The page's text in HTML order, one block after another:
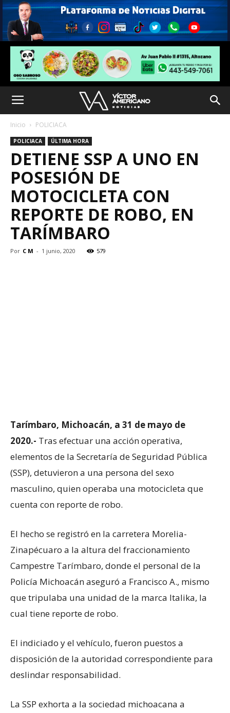
Inicio POLICIACA
POLICIACA ÚLTIMA HORA
DETIENE SSP A UNO EN
POSESIÓN DE
MOTOCICLETA CON
REPORTE DE ROBO, EN
TARÍMBARO
Por C M - 1 junio, 2020 579
Tarímbaro, Michoacán, a 31 de mayo de
2020.- Tras efectuar una acción operativa,
elementos de la Secretaría de Seguridad Pública
(SSP), detuvieron a una persona del sexo
masculino, quien operaba una motocicleta que
cuenta con reporte de robo.
El hecho se registró en la carretera Morelia-
Zinapécuaro a la altura del fraccionamiento
Campestre Tarímbaro, donde el personal de la
Policía Michoacán aseguró a Francisco A., mismo
que tripulaba una unidad de la marca Italika, la
cual tiene reporte de robo.
El indiciado y el vehículo, fueron puestos a
disposición de la autoridad correspondiente para
deslindar responsabilidad.
La SSP exhorta a la sociedad michoacana a